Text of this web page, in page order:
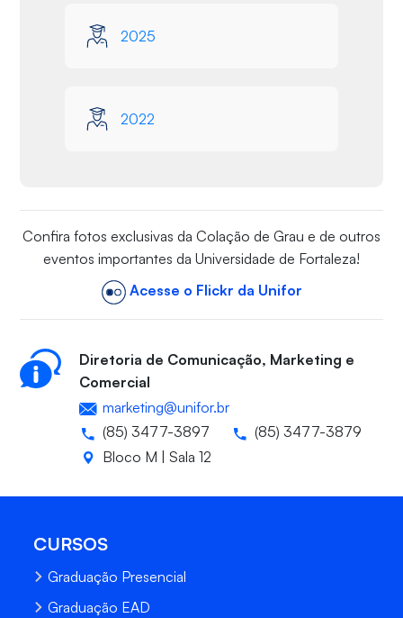
2025
2022
Confira fotos exclusivas da Colação de Grau e de outros
eventos importantes da Universidade de Fortaleza!
Acesse o Flickr da Unifor
Diretoria de Comunicação, Marketing e
Comercial
marketing@unifor.br
(85) 3477-3897
(85) 3477-3879
Bloco M | Sala 12
CURSOS
Graduação Presencial
Graduação EAD